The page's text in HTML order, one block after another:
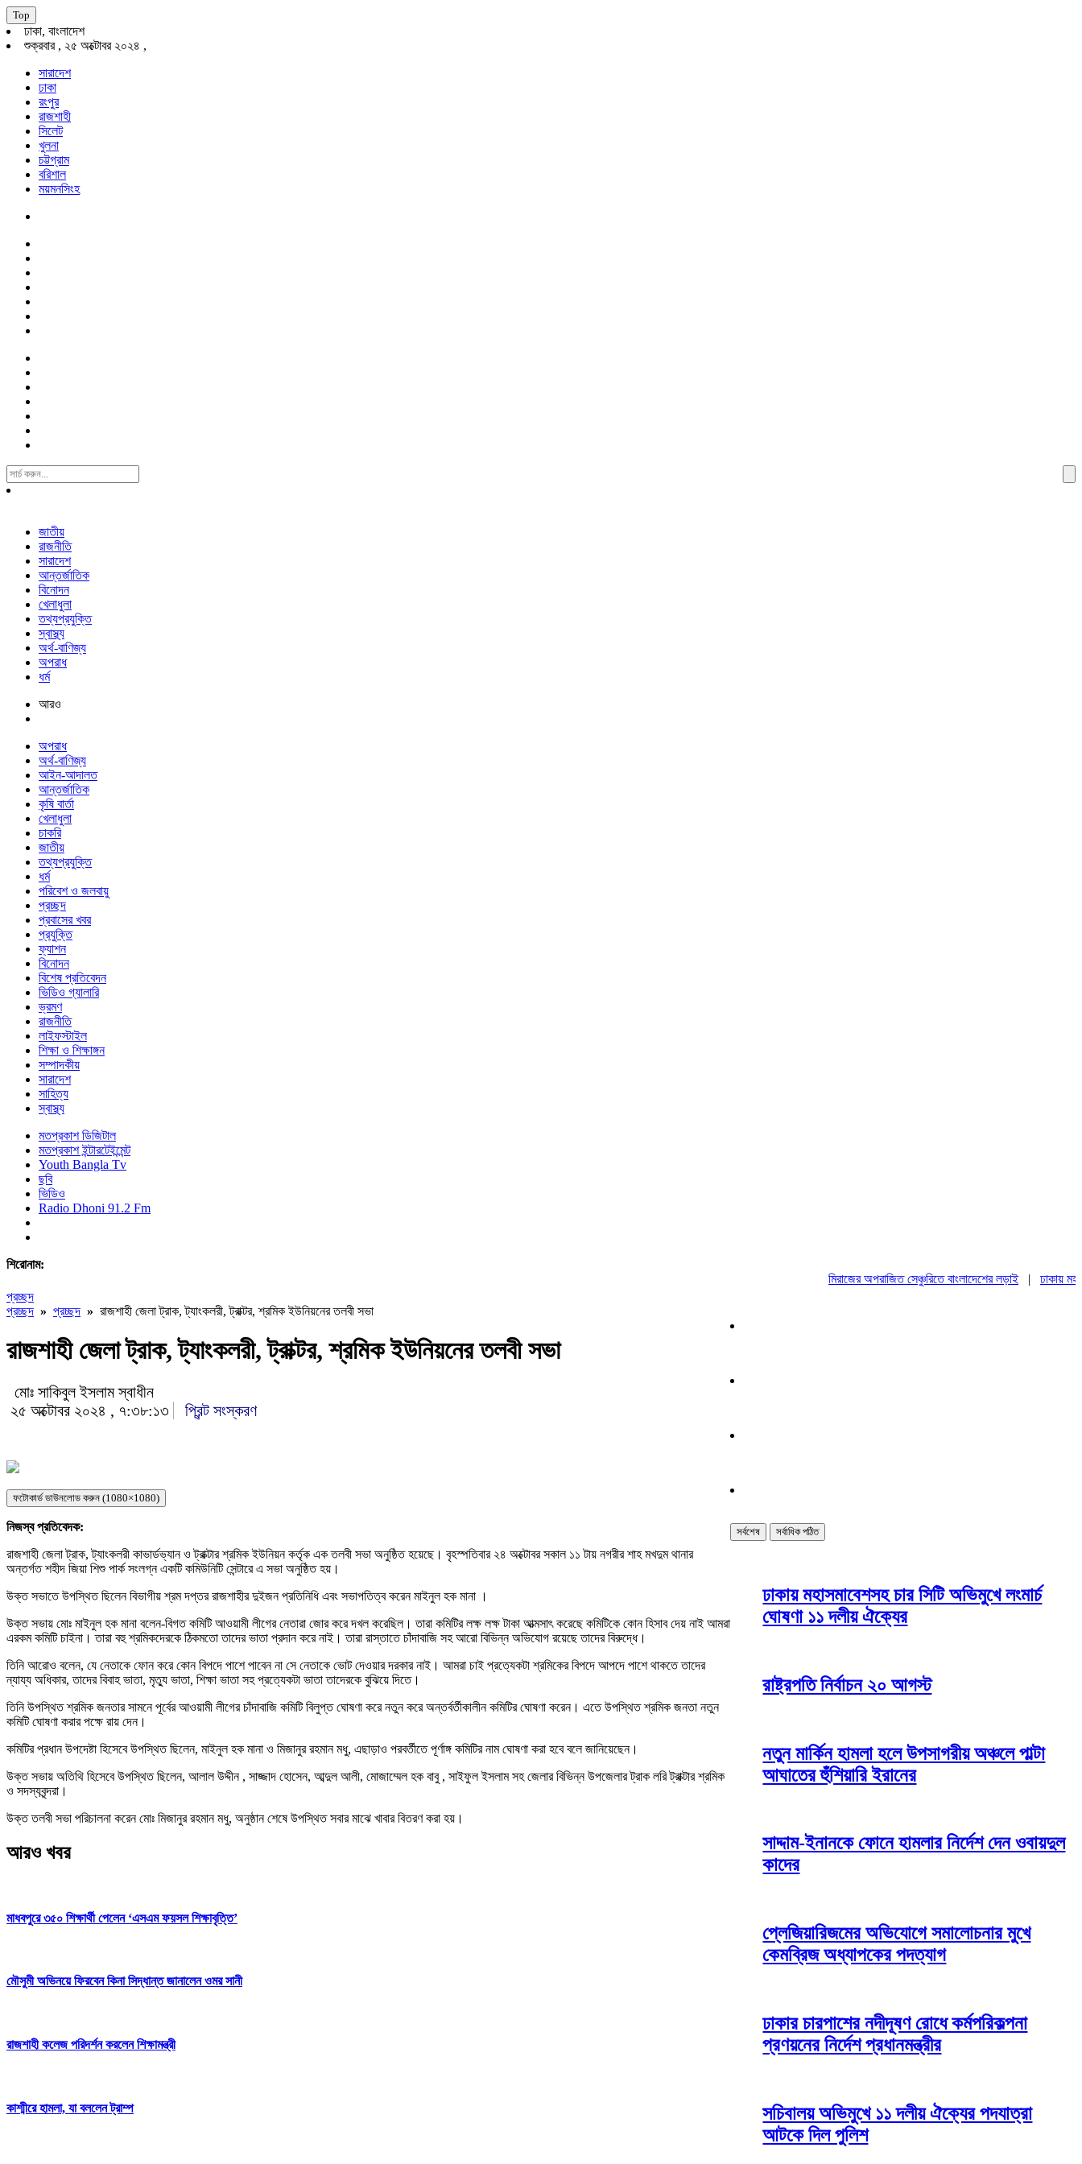
Top
ঢাকা, বাংলাদেশ
শুক্রবার , ২৫ অক্টোবর ২০২৪ ,
সারাদেশ
ঢাকা
রংপুর
রাজশাহী
সিলেট
খুলনা
চট্টগ্রাম
বরিশাল
ময়মনসিংহ
Search
For:
জাতীয়
রাজনীতি
সারাদেশ
আন্তর্জাতিক
বিনোদন
খেলাধুলা
তথ্যপ্রযুক্তি
স্বাস্থ্য
অর্থ-বাণিজ্য
অপরাধ
ধর্ম
আরও
অপরাধ
অর্থ-বাণিজ্য
আইন-আদালত
আন্তর্জাতিক
কৃষি বার্তা
খেলাধুলা
চাকরি
জাতীয়
তথ্যপ্রযুক্তি
ধর্ম
পরিবেশ ও জলবায়ু
প্রচ্ছদ
প্রবাসের খবর
প্রযুক্তি
ফ্যাশন
বিনোদন
বিশেষ প্রতিবেদন
ভিডিও গ্যালারি
ভ্রমণ
রাজনীতি
লাইফস্টাইল
শিক্ষা ও শিক্ষাঙ্গন
সম্পাদকীয়
সারাদেশ
সাহিত্য
স্বাস্থ্য
মতপ্রকাশ ডিজিটাল
মতপ্রকাশ ইন্টারটেইন্মেন্ট
Youth Bangla Tv
ছবি
ভিডিও
Radio Dhoni 91.2 Fm
শিরোনাম:
মিরাজের অপরাজিত সেঞ্চুরিতে বাংলাদেশের লড়াই|ঢাকায়
প্রচ্ছদ
প্রচ্ছদ » প্রচ্ছদ » রাজশাহী জেলা ট্রাক, ট্যাংকলরী, ট্রাক্টর, শ্রমিক ইউনিয়নের তলবী সভা
রাজশাহী জেলা ট্রাক, ট্যাংকলরী, ট্রাক্টর, শ্রমিক ইউনিয়নের তলবী সভা
মোঃ সাকিবুল ইসলাম স্বাধীন
২৫ অক্টোবর ২০২৪ , ৭:৩৮:১৩
প্রিন্ট সংস্করণ
ফটোকার্ড ডাউনলোড করুন (1080×1080)
নিজস্ব প্রতিবেদক:
রাজশাহী জেলা ট্রাক, ট্যাংকলরী কাভার্ডভ্যান ও ট্রাক্টার শ্রমিক ইউনিয়ন কর্তৃক এক তলবী সভা অনুষ্ঠিত হয়েছে। বৃহস্পতিবার ২৪ অক্টোবর সকাল ১১ টায় নগরীর শাহ মখদুম থানার
অন্তর্গত শহীদ জিয়া শিশু পার্ক সংলগ্ন একটি কমিউনিটি সেন্টারে এ সভা অনুষ্ঠিত হয়।
উক্ত সভাতে উপস্থিত ছিলেন বিভাগীয় শ্রম দপ্তর রাজশাহীর দুইজন প্রতিনিধি এবং সভাপতিত্ব করেন মাইনুল হক মানা ।
উক্ত সভায় মোঃ মাইনুল হক মানা বলেন-বিগত কমিটি আওয়ামী লীগের নেতারা জোর করে দখল করেছিল। তারা কমিটির লক্ষ লক্ষ টাকা আত্মসাৎ করেছে কমিটিকে কোন হিসাব দেয় নাই আমরা
এরকম কমিটি চাইনা। তারা বহু শ্রমিকদেরকে ঠিকমতো তাদের ভাতা প্রদান করে নাই। তারা রাস্তাতে চাঁদাবাজি সহ আরো বিভিন্ন অভিযোগ রয়েছে তাদের বিরুদ্ধে।
তিনি আরোও বলেন, যে নেতাকে ফোন করে কোন বিপদে পাশে পাবেন না সে নেতাকে ভোট দেওয়ার দরকার নাই। আমরা চাই প্রত্যেকটা শ্রমিকের বিপদে আপদে পাশে থাকতে তাদের
ন্যায্য অধিকার, তাদের বিবাহ ভাতা, মৃত্যু ভাতা, শিক্ষা ভাতা সহ প্রত্যেকটা ভাতা তাদেরকে বুঝিয়ে দিতে।
তিনি উপস্থিত শ্রমিক জনতার সামনে পূর্বের আওয়ামী লীগের চাঁদাবাজি কমিটি বিলুপ্ত ঘোষণা করে নতুন করে অন্তর্বর্তীকালীন কমিটির ঘোষণা করেন। এতে উপস্থিত শ্রমিক জনতা নতুন
কমিটি ঘোষণা করার পক্ষে রায় দেন।
কমিটির প্রধান উপদেষ্টা হিসেবে উপস্থিত ছিলেন, মাইনুল হক মানা ও মিজানুর রহমান মধু, এছাড়াও পরবর্তীতে পূর্ণাঙ্গ কমিটির নাম ঘোষণা করা হবে বলে জানিয়েছেন।
উক্ত সভায় অতিথি হিসেবে উপস্থিত ছিলেন, আলাল উদ্দীন , সাজ্জাদ হোসেন, আব্দুল আলী, মোজাম্মেল হক বাবু , সাইফুল ইসলাম সহ জেলার বিভিন্ন উপজেলার ট্রাক লরি ট্রাক্টার শ্রমিক
ও সদস্যবৃন্দরা।
উক্ত তলবী সভা পরিচালনা করেন মোঃ মিজানুর রহমান মধু, অনুষ্ঠান শেষে উপস্থিত সবার মাঝে খাবার বিতরণ করা হয়।
আরও খবর
মাধবপুরে ৩৫০ শিক্ষার্থী পেলেন ‘এসএম ফয়সল শিক্ষাবৃত্তি’
মৌসুমী অভিনয়ে ফিরবেন কিনা সিদ্ধান্ত জানালেন ওমর সানী
রাজশাহী কলেজ পরিদর্শন করলেন শিক্ষামন্ত্রী
কাশ্মীরে হামলা, যা বললেন ট্রাম্প
সর্বশেষ সর্বাধিক পঠিত
ঢাকায় মহাসমাবেশসহ চার সিটি অভিমুখে লংমার্চ
ঘোষণা ১১ দলীয় ঐক্যের
রাষ্ট্রপতি নির্বাচন ২০ আগস্ট
নতুন মার্কিন হামলা হলে উপসাগরীয় অঞ্চলে পাল্টা
আঘাতের হুঁশিয়ারি ইরানের
সাদ্দাম-ইনানকে ফোনে হামলার নির্দেশ দেন ওবায়দুল
কাদের
প্লেজিয়ারিজমের অভিযোগে সমালোচনার মুখে
কেমব্রিজ অধ্যাপকের পদত্যাগ
ঢাকার চারপাশের নদীদূষণ রোধে কর্মপরিকল্পনা
প্রণয়নের নির্দেশ প্রধানমন্ত্রীর
সচিবালয় অভিমুখে ১১ দলীয় ঐক্যের পদযাত্রা
আটকে দিল পুলিশ